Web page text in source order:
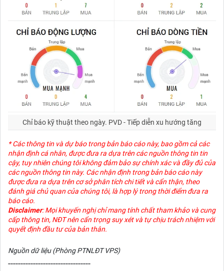
Chỉ báo kỹ thuật theo ngày. PVD - Tiếp diễn xu hướng tăng
* Các thông tin và dự báo trong bản báo cáo này, bao gồm cả các
nhận định cá nhân, được đưa ra dựa trên các nguồn thông tin tin
cậy, tuy nhiên chúng tôi không đảm bảo sự chính xác và đầy đủ của
các nguồn thông tin này. Các nhận định trong bản báo cáo này
được đưa ra dựa trên cơ sở phân tích chi tiết và cẩn thận, theo
đánh giá chủ quan của chúng tôi, là hợp lý trong thời điểm đưa ra
báo cáo.
Disclaimer: Mọi khuyến nghị chỉ mang tính chất tham khảo và cung
cấp thông tin, NĐT nên cẩn trọng suy xét và tự chịu trách nhiệm với
quyết định đầu tư của bản thân.
Nguồn dữ liệu (Phòng PTNLĐT VPS)
---------------------------------